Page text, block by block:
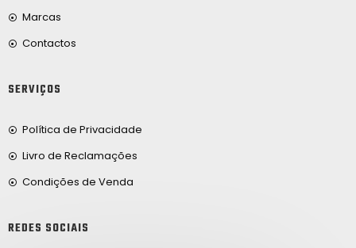
Marcas
Contactos
SERVIÇOS
Política de Privacidade
Livro de Reclamações
Condições de Venda
REDES SOCIAIS